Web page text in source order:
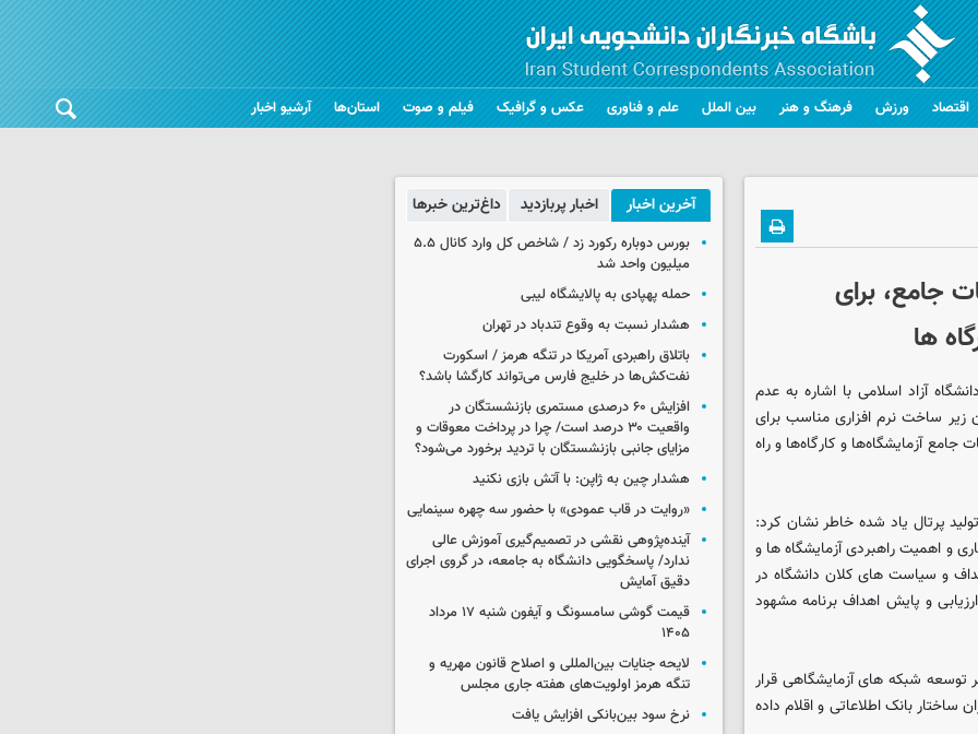
اقتصاد ورزش فرهنگ و هنر بین الملل علم و فناوری عکس و گرافیک فیلم و صوت استان‌ها آرشیو اخبار
جامع، برای
ها
آزاد اسلامی با اشاره به عدم
زیر ساخت نرم افزاری مناسب برای
جامع آزمایشگاه‌ها و کارگاه‌ها و راه
پرتال یاد شده خاطر نشان کرد:
و اهمیت راهبردی آزمایشگاه ها و
و سیاست های کلان دانشگاه در
و پایش اهداف برنامه مشهود
توسعه شبکه های آزمایشگاهی قرار
بانک اطلاعاتی و اقلام داده
آخرین اخبار اخبار پربازدید داغ‌ترین خبرها
بورس دوباره رکورد زد / شاخص کل وارد کانال ۵.۵
میلیون واحد شد
حمله پهپادی به پالایشگاه لیبی
هشدار نسبت به وقوع تندباد در تهران
باتلاق راهبردی آمریکا در تنگه هرمز / اسکورت
نفت‌کش‌ها در خلیج فارس می‌تواند کارگشا باشد؟
افزایش ۶۰ درصدی مستمری‌ بازنشستگان در
واقعیت ۳۰ درصد است/ چرا در پرداخت معوقات و
مزایای جانبی بازنشستگان با تردید برخورد می‌شود؟
هشدار چین به ژاپن: با آتش بازی نکنید
«روایت در قاب عمودی» با حضور سه چهره سینمایی
آینده‌پژوهی نقشی در تصمیم‌گیری آموزش عالی
ندارد/ پاسخگویی دانشگاه به جامعه، در گروی اجرای
دقیق آمایش
قیمت گوشی سامسونگ و آیفون شنبه ۱۷ مرداد
۱۴۰۵
لایحه جنایات بین‌المللی و اصلاح قانون مهریه و
تنگه هرمز اولویت‌های هفته جاری مجلس
نرخ سود بین‌بانکی افزایش یافت